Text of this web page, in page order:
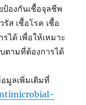
องกันเชื้อจุลชีพ
ส เชื้อโรค เชื้อ
ได้ เพื่อให้เหมาะ
ตามที่ต้องการได้
มูลเพิ่มเติมที่